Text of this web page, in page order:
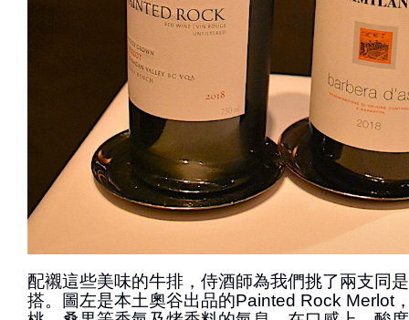
配襯這些美味的牛排，侍酒師為我們挑了兩支同
搭。圖左是本土奧谷出品的Painted Rock Merlot